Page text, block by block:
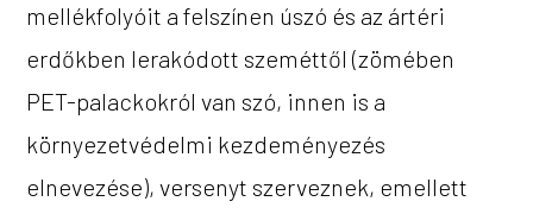
mellékfolyóit a felszínen úszó és az ártéri
erdőkben lerakódott szeméttől (zömében
PET-palackokról van szó, innen is a
környezetvédelmi kezdeményezés
elnevezése), versenyt szerveznek, emellett